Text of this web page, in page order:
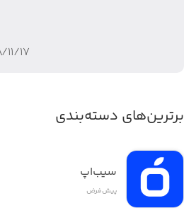
۱۳۹۸/
برترین‌های دسته‌بندی
سیب‌اپ
پیش‌فرض